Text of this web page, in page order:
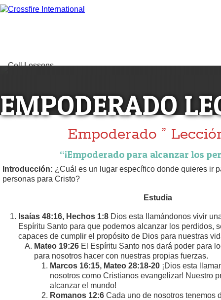
EMPODERADO
Empoderado ”
“¡Empoderado para alcanzar los
Introducción: ¿Cuál es un lugar específico donde quieres ir
personas para Cristo?
Estudia
Isaías 48:16, Hechos 1:8 Dios esta llamándonos vivir
Espíritu Santo para que podemos alcanzar los perdidos,
capaces de cumplir el propósito de Dios para nuestras
Mateo 19:26 El Espíritu Santo nos dará poder para
para nosotros hacer con nuestras propias fuerzas.
Marcos 16:15, Mateo 28:18-20 ¡Dios esta
nosotros como Cristianos evangelizar! Nuestro
alcanzar el mundo!
Romanos 12:6 Cada uno de nosotros tenemos